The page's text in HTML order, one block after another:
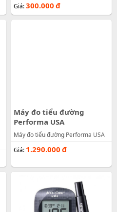
Giá:300.000 đ
Máy đo tiểu đường
Performa USA
Máy đo tiểu đường Performa USA
Giá: 1.290.000 đ